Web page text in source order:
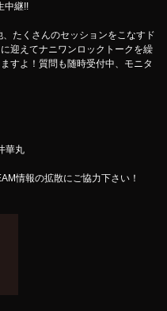
中継!!
たくさんのセッションをこなすド
迎えてナニワンロックトークを繰
すよ！質問も随時受付中、モニタ
華丸
情報の拡散にご協力下さい！